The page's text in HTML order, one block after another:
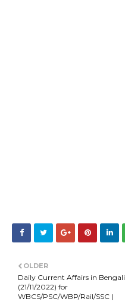
OLDER
Daily Current Affairs in Bengali
(21/11/2022) for
WBCS/PSC/WBP/Rail/SSC |